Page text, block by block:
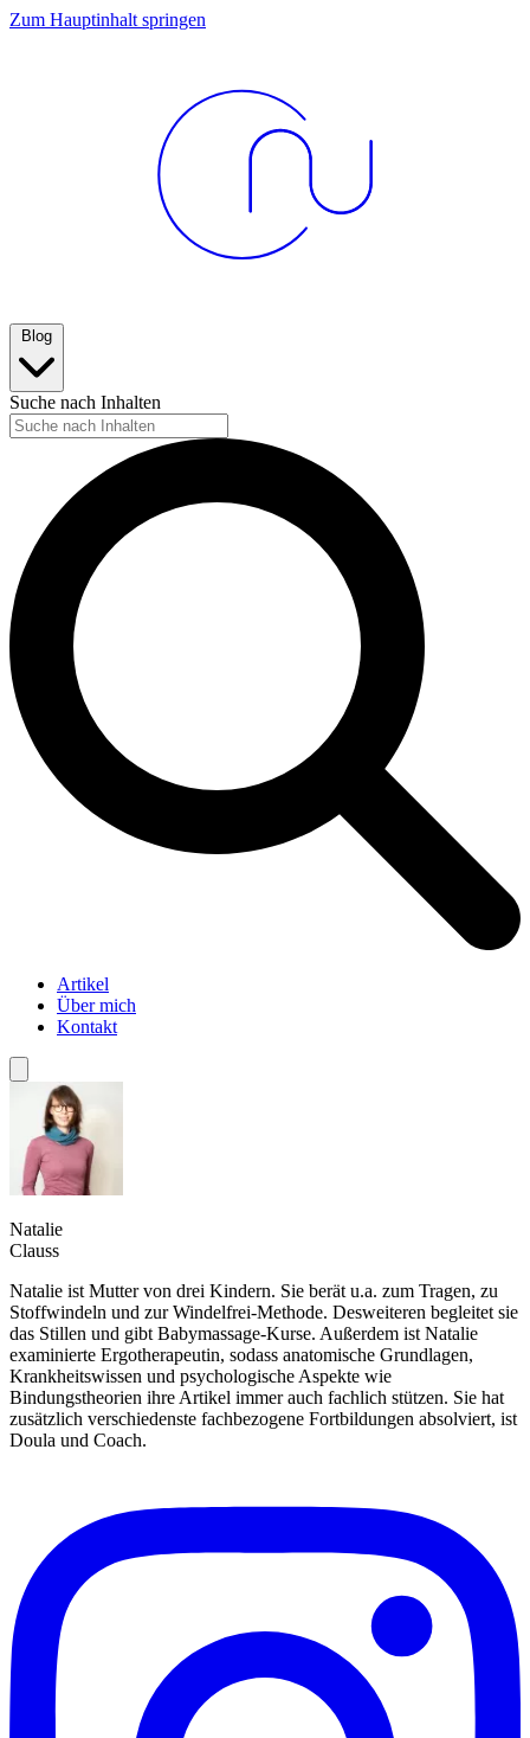
Zum Hauptinhalt springen
Blog
Suche nach Inhalten
Artikel
Über mich
Kontakt
Natalie
Clauss
Natalie ist Mutter von drei Kindern. Sie berät u.a. zum Tragen, zu
Stoffwindeln und zur Windelfrei-Methode. Desweiteren begleitet sie
das Stillen und gibt Babymassage-Kurse. Außerdem ist Natalie
examinierte Ergotherapeutin, sodass anatomische Grundlagen,
Krankheitswissen und psychologische Aspekte wie
Bindungstheorien ihre Artikel immer auch fachlich stützen. Sie hat
zusätzlich verschiedenste fachbezogene Fortbildungen absolviert, ist
Doula und Coach.